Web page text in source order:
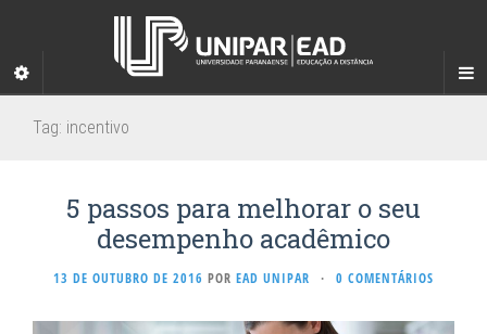
Tag: incentivo
5 passos para melhorar o seu
desempenho acadêmico
13 DE OUTUBRO DE 2016 POR EAD UNIPAR · 0 COMENTÁRIOS